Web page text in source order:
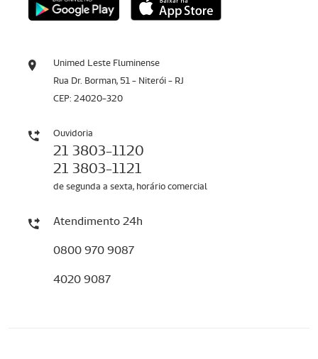
Unimed Leste Fluminense
Rua Dr. Borman, 51 - Niterói - RJ
CEP: 24020-320
Ouvidoria
21 3803-1120
21 3803-1121
de segunda a sexta, horário comercial
Atendimento 24h
0800 970 9087
4020 9087